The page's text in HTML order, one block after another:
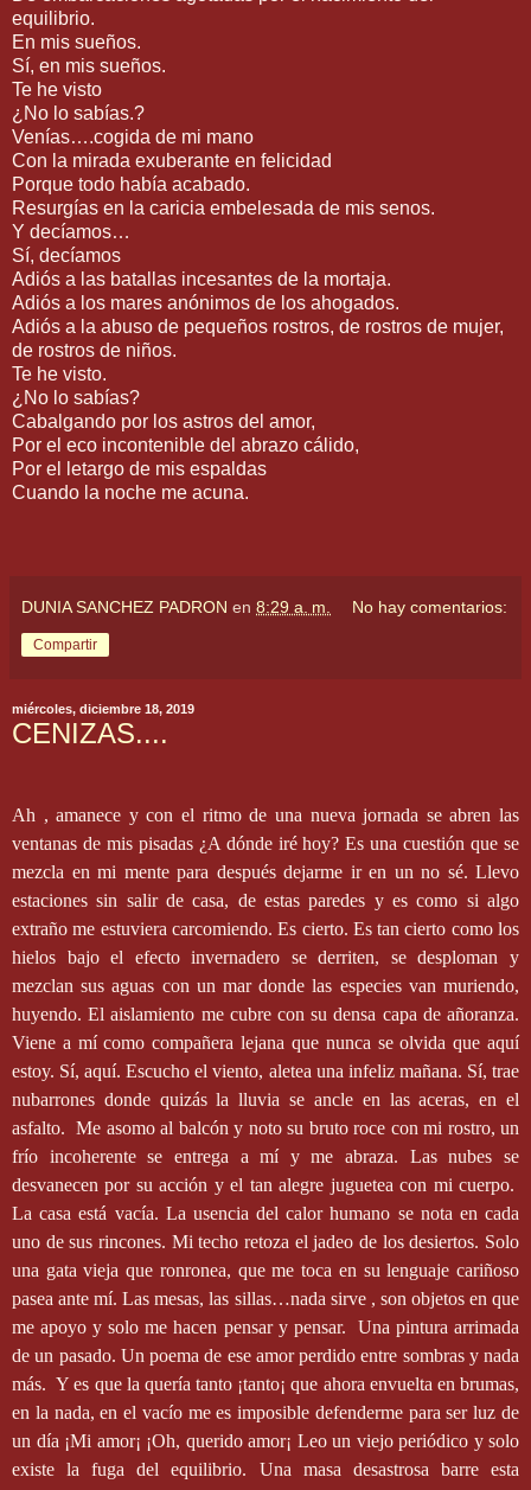
equilibrio.
En mis sueños.
Sí, en mis sueños.
Te he visto
¿No lo sabías.?
Venías….cogida de mi mano
Con la mirada exuberante en felicidad
Porque todo había acabado.
Resurgías en la caricia embelesada de mis senos.
Y decíamos…
Sí, decíamos
Adiós a las batallas incesantes de la mortaja.
Adiós a los mares anónimos de los ahogados.
Adiós a la abuso de pequeños rostros, de rostros de mujer,
de rostros de niños.
Te he visto.
¿No lo sabías?
Cabalgando por los astros del amor,
Por el eco incontenible del abrazo cálido,
Por el letargo de mis espaldas
Cuando la noche me acuna.
DUNIA SANCHEZ PADRON en 8:29 a. m. No hay comentarios:
Compartir
miércoles, diciembre 18, 2019
CENIZAS....
Ah , amanece y con el ritmo de una nueva jornada se abren las
ventanas de mis pisadas ¿A dónde iré hoy? Es una cuestión que se
mezcla en mi mente para después dejarme ir en un no sé. Llevo
estaciones sin salir de casa, de estas paredes y es como si algo
extraño me estuviera carcomiendo. Es cierto. Es tan cierto como los
hielos bajo el efecto invernadero se derriten, se desploman y
mezclan sus aguas con un mar donde las especies van muriendo,
huyendo. El aislamiento me cubre con su densa capa de añoranza.
Viene a mí como compañera lejana que nunca se olvida que aquí
estoy. Sí, aquí. Escucho el viento, aletea una infeliz mañana. Sí, trae
nubarrones donde quizás la lluvia se ancle en las aceras, en el
asfalto. Me asomo al balcón y noto su bruto roce con mi rostro, un
frío incoherente se entrega a mí y me abraza. Las nubes se
desvanecen por su acción y el tan alegre juguetea con mi cuerpo.
La casa está vacía. La usencia del calor humano se nota en cada
uno de sus rincones. Mi techo retoza el jadeo de los desiertos. Solo
una gata vieja que ronronea, que me toca en su lenguaje cariñoso
pasea ante mí. Las mesas, las sillas…nada sirve , son objetos en que
me apoyo y solo me hacen pensar y pensar.
Una pintura arrimada
de un pasado. Un poema de ese amor perdido entre sombras y nada
más. Y es que la quería tanto ¡tanto¡ que ahora envuelta en brumas,
en la nada, en el vacío me es imposible defenderme para ser luz de
un día ¡Mi amor¡ ¡Oh, querido amor¡ Leo un viejo periódico y solo
existe la fuga del equilibrio. Una masa desastrosa barre esta